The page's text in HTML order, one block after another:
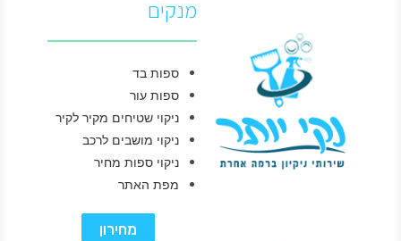
מנקים
ספות בד
ספות עור
ניקוי שטיחים מקיר לקיר
ניקוי מושבים לרכב
ניקוי ספות מחיר
מפת האתר
מחירון